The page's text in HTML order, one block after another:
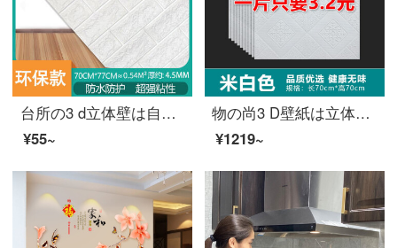
台所の3 d立体壁は自分で寝室のれんがの紋様の壁紙の台所の油を防ぐシールにくっつきます。防水防湿装飾の背景壁は無味乳白色（70*77）センチメートルです。
¥55~
物の尚3 D壁紙は立体壁紙を貼り、壁紙テレビの背景壁を貼り付けてからリビングルームの寮の壁保護パネル子供部屋に防水防水防油卸売り価格のパイナップルを貼っています。
¥1219~